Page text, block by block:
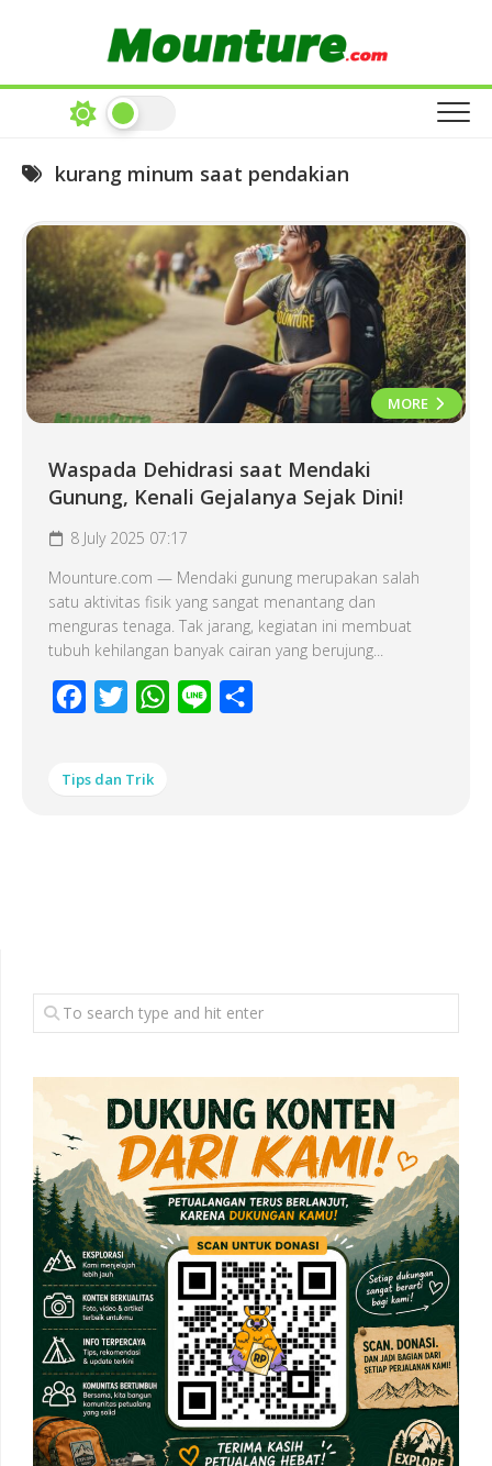
kurang minum saat pendakian
MORE
Waspada Dehidrasi saat Mendaki
Gunung, Kenali Gejalanya Sejak Dini!
8 July 2025 07:17
Mounture.com — Mendaki gunung merupakan salah
satu aktivitas fisik yang sangat menantang dan
menguras tenaga. Tak jarang, kegiatan ini membuat
tubuh kehilangan banyak cairan yang berujung...
Facebook
Twitter WhatsApp
Line
Tips dan Trik